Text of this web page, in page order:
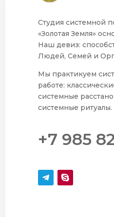
Студия системной
«Золотая Земля»
Наш девиз:
Людей, Семей и
Мы практикуем
работе:
системные
системные ритуалы.
+7 985